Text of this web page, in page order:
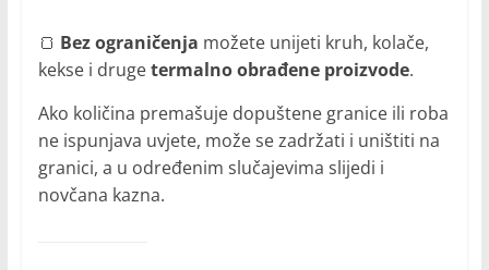
🍞 Bez ograničenja možete unijeti kruh, kolače,
kekse i drugetermalno obrađene proizvode.
Ako količina premašuje dopuštene granice ili roba
ne ispunjava uvjete, može se zadržati i uništiti na
granici, a u određenim slučajevima slijedi i
novčana kazna.